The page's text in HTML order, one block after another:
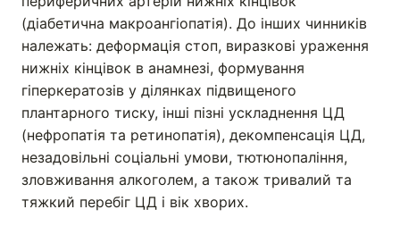
(діабетична макроангіопатія). До інших чинників
належать: деформація стоп, виразкові ураження
нижніх кінцівок в анамнезі, формування
гіперкератозів у ділянках підвищеного
плантарного тиску, інші пізні ускладнення ЦД
(нефропатія та ретинопатія), декомпенсація ЦД,
незадовільні соціальні умови, тютюнопаління,
зловживання алкоголем, а також тривалий та
тяжкий перебіг ЦД і вік хворих.